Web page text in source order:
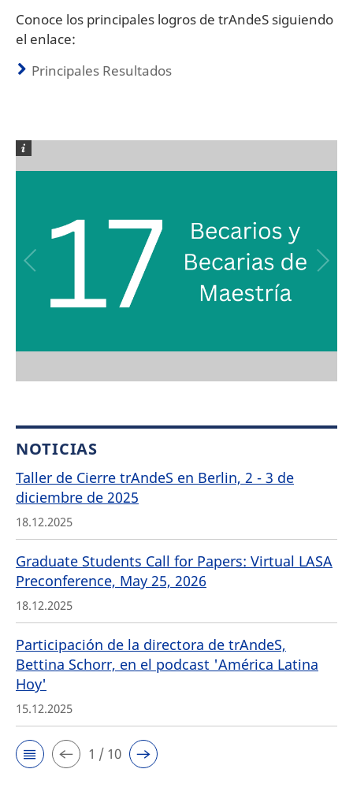
Conoce los principales logros de trAndeS siguiendo
el enlace:
Principales Resultados
NOTICIAS
Taller de Cierre trAndeS en Berlin, 2 - 3 de
diciembre de 2025
18.12.2025
Graduate Students Call for Papers: Virtual LASA
Preconference, May 25, 2026
18.12.2025
Participación de la directora de trAndeS,
Bettina Schorr, en el podcast 'América Latina
Hoy'
15.12.2025
1 / 10